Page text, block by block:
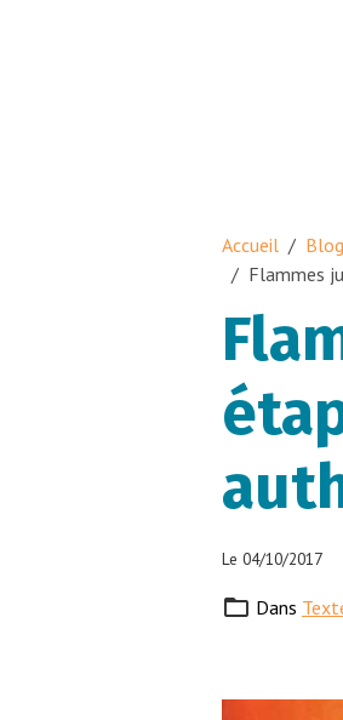
Accueil Blog
Flammes
Le 04/10/2017
Dans